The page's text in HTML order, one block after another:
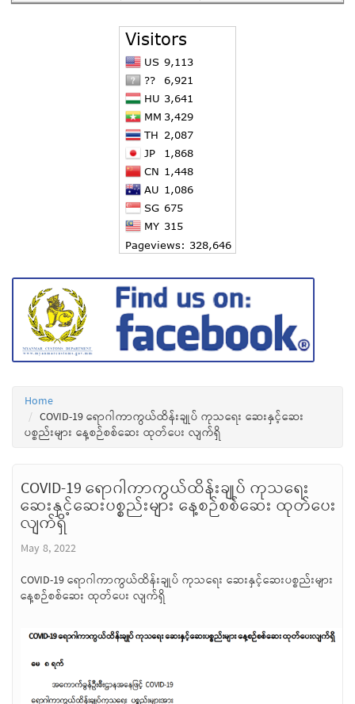
Home
COVID-19 ရောဂါကာကွယ်ထိန်းချုပ် ကုသရေး ဆေးနှင့်ဆေး
ပစ္စည်းများ နေ့စဉ်စစ်ဆေး ထုတ်ပေး လျက်ရှိ
COVID-19 ရောဂါကာကွယ်ထိန်းချုပ် ကုသရေး
ဆေးနှင့်ဆေးပစ္စည်းများ နေ့စဉ်စစ်ဆေး ထုတ်ပေး
လျက်ရှိ
May 8, 2022
COVID-19 ရောဂါကာကွယ်ထိန်းချုပ် ကုသရေး ဆေးနှင့်ဆေးပစ္စည်းများ
နေ့စဉ်စစ်ဆေး ထုတ်ပေး လျက်ရှိ